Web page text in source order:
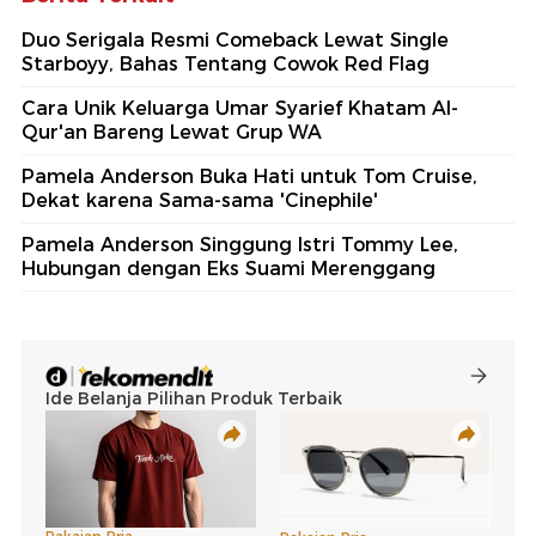
Duo Serigala Resmi Comeback Lewat Single
Starboyy, Bahas Tentang Cowok Red Flag
Cara Unik Keluarga Umar Syarief Khatam Al-
Qur'an Bareng Lewat Grup WA
Pamela Anderson Buka Hati untuk Tom Cruise,
Dekat karena Sama-sama 'Cinephile'
Pamela Anderson Singgung Istri Tommy Lee,
Hubungan dengan Eks Suami Merenggang